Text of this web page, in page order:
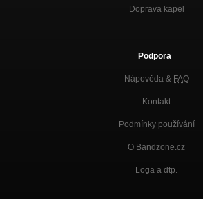
Doprava kapel
Podpora
Nápověda & FAQ
Kontakt
Podmínky používání
O Bandzone.cz
Loga a dtp.